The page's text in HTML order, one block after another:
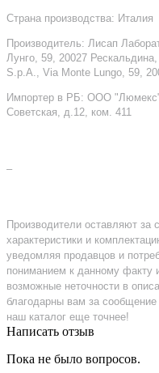
Страна производства: Италия
Производитель: Лисап
Лунго, 59, 20027
S.p.A., Via Monte Lungo, 59,
Импортер в РБ: ООО "Люмекс",
Советская, д.12, ком. 411
–
Производители оставляют за
характеристики и
уведомляя продавцов и
пониманием к данному факту
возможные неточности в
благодарны вам за
наш каталог еще точнее!
Написать отзыв
Пока не было вопросов.